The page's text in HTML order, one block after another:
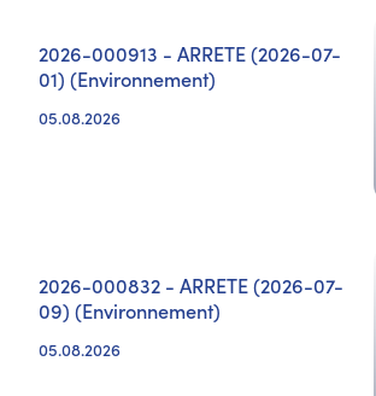
2026-000913 - ARRETE (2026-07-
01) (Environnement)
05.08.2026
2026-000832 - ARRETE (2026-07-
09) (Environnement)
05.08.2026